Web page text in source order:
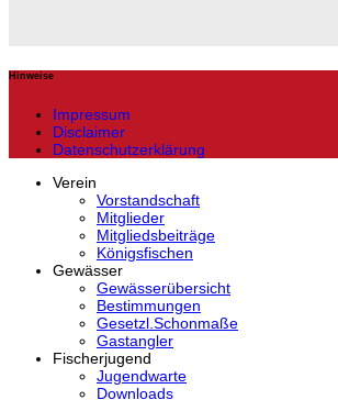
Hinweise
Impressum
Disclaimer
Datenschutzerklärung
Verein
Vorstandschaft
Mitglieder
Mitgliedsbeiträge
Königsfischen
Gewässer
Gewässerübersicht
Bestimmungen
Gesetzl.Schonmaße
Gastangler
Fischerjugend
Jugendwarte
Downloads